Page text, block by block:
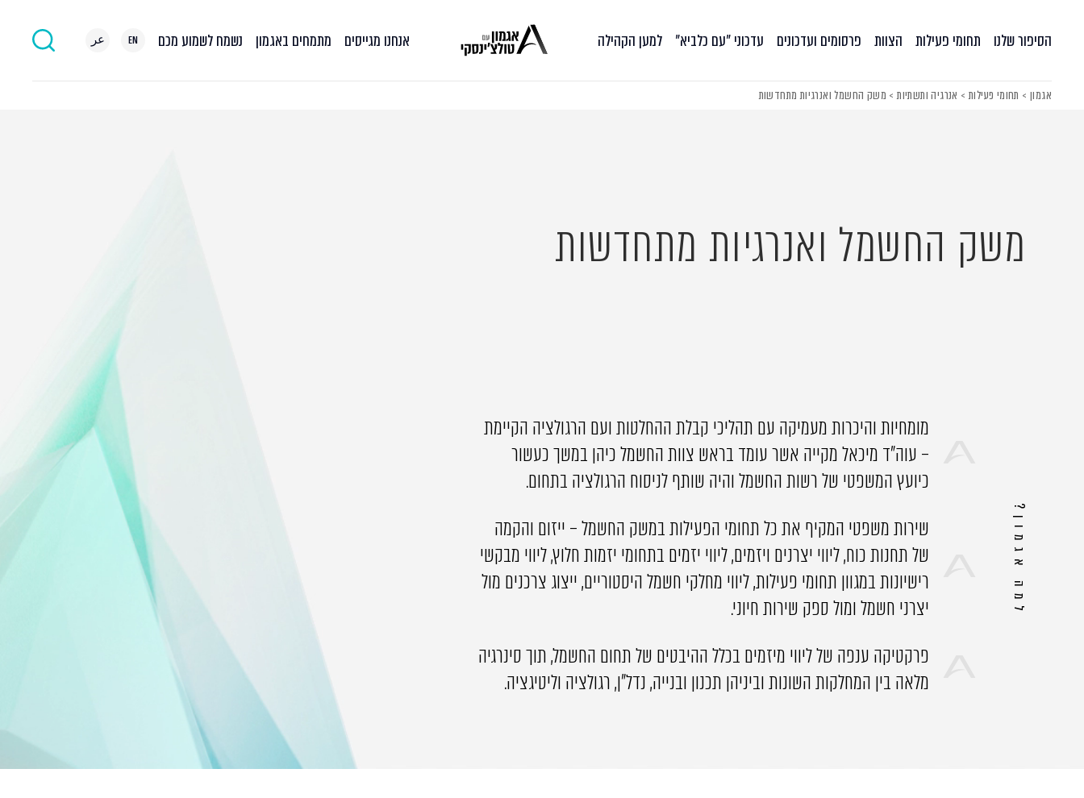
הסיפור שלנו תחומי פעילות הצוות פרסומים ועדכונים עדכוני ״עם כלביא״ למען הקהילה אנחנו מגייסים מתמחים באגמון נשמח לשמוע מכם EN عر
אגמון > תחומי פעילות> אנרגיה ותשתיות> משק החשמל ואנרגיות מתחדשות
משק החשמל ואנרגיות מתחדשות
למה אגמון?
מומחיות והיכרות מעמיקה עם תהליכי קבלת ההחלטות ועם הרגולציה הקיימת
– עוה"ד מיכאל מקייה אשר עומד בראש צוות החשמל כיהן במשך כעשור
כיועץ המשפטי של רשות החשמל והיה שותף לניסוח הרגולציה בתחום.
שירות משפטי המקיף את כל תחומי הפעילות במשק החשמל – ייזום והקמה
של תחנות כוח, ליווי יצרנים ויזמים, ליווי יזמים בתחומי יזמות חלוץ, ליווי מבקשי
רישיונות במגוון תחומי פעילות, ליווי מחלקי חשמל היסטוריים, ייצוג צרכנים מול
יצרני חשמל ומול ספק שירות חיוני.
פרקטיקה ענפה של ליווי מיזמים בכלל ההיבטים של תחום החשמל, תוך סינרגיה
מלאה בין המחלקות השונות וביניהן תכנון ובנייה, נדל"ן, רגולציה וליטיגציה.